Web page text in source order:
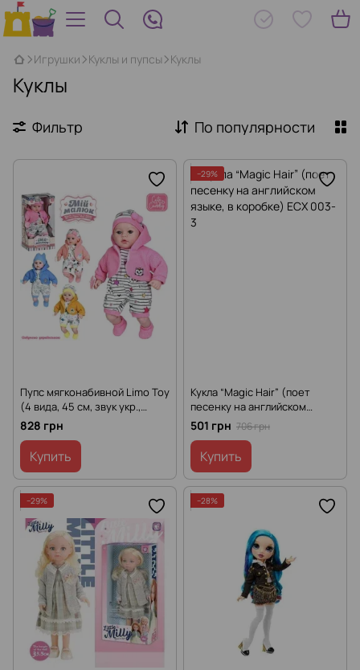
Игрушки Куклы и пупсы Куклы
Куклы
Фильтр По популярности
Пупс мягконабивной Limo Toy
(4 вида, 45 см, звук укр.,
стихотворение, песня, на
батарейках) M 4014-1 I UA
828 грн
Купить
−29%
Кукла “Magic Hair” (поет
песенку на английском
языке, в коробке) ECX 003-3
501 грн 706 грн
Купить
−29% −28%